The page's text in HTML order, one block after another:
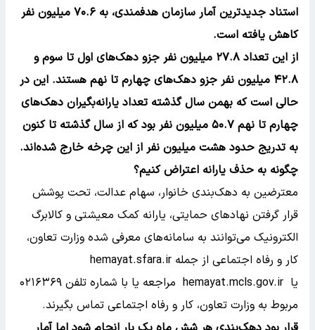
استناد جدیدترین آمار سازمان هدفمندی، به ۷۰.۶ میلیون نفر
کاهش یافته است.
از این تعداد ۲۷.۸ میلیون نفر جزو دهک‌های اول تا سوم و
۴۲.۸ میلیون نفر جزو دهک‌های چهارم تا نهم هستند. این در
حالی است که بهمن سال گذشته تعداد یارانه‌بگیران دهک‌های
چهارم تا نهم ۵۰.۷ میلیون نفر بود که از سال گذشته تا کنون
به تدریج حدود هشت میلیون نفر از این چرخه خارج شده‌اند.
چگونه به حذف یارانه اعتراض کنیم؟
معترضین به دهک‌بندی خانوار، سهام عدالت، تحت پوشش
قرار گرفتن نهادهای حمایتی، یارانه کمک معیشتی و کالابرگ
الکترونیک می‌توانند به سامانه‌های معرفی شده وزارت تعاون،
کار و رفاه اجتماعی از جمله hemayat.sfara.ir
یا hemayat.mcls.gov.ir مراجعه یا با شماره تلفن ۰۲۱۶۳۶۹
مربوط به وزارت تعاون، کار و رفاه اجتماعی تماس بگیرند.